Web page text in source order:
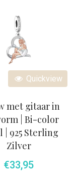
Quickview
met gitaar in
| Bi-color
| 925 Sterling
Zilver
€33,95